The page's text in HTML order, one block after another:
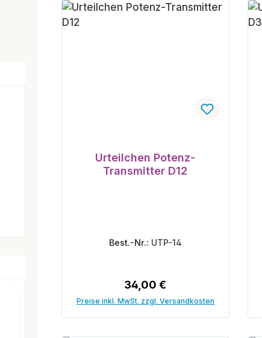
Urteilchen Potenz-
Transmitter D12
Best.-Nr.: UTP-14
Regulärer Preis:
34,00 €
Preise inkl. MwSt. zzgl. Versandkosten